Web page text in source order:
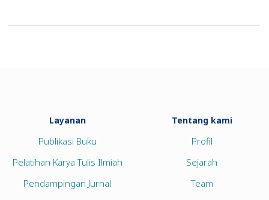
Layanan
Publikasi Buku
Pelatihan Karya Tulis Ilmiah
Pendampingan Jurnal
Tentang kami
Profil
Sejarah
Team